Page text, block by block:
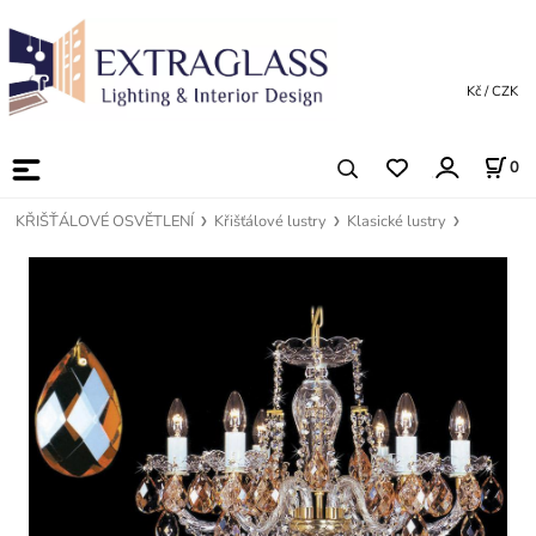
0
Kč / CZK
KŘIŠŤÁLOVÉ OSVĚTLENÍ Křišťálové lustry Klasické lustry